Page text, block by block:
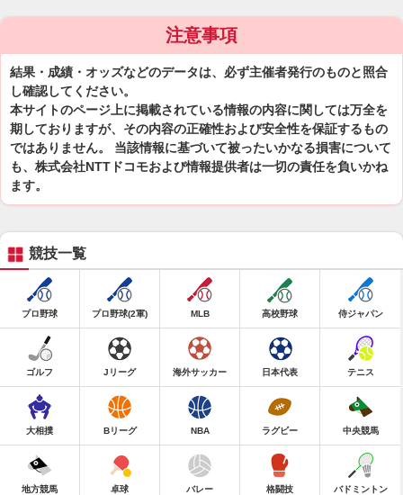
注意事項
結果・成績・オッズなどのデータは、必ず主催者発行のものと照合
し確認してください。
本サイトのページ上に掲載されている情報の内容に関しては万全を
期しておりますが、その内容の正確性および安全性を保証するもの
ではありません。 当該情報に基づいて被ったいかなる損害について
も、株式会社NTTドコモおよび情報提供者は一切の責任を負いかね
ます。
競技一覧
プロ野球 プロ野球(2軍) MLB 高校野球 侍ジャパン
ゴルフ Jリーグ 海外サッカー 日本代表 テニス
大相撲 Bリーグ NBA ラグビー 中央競馬
地方競馬 卓球 バレー 格闘技 バドミントン